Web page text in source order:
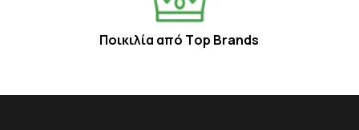
Ποικιλία από Τop Βrands